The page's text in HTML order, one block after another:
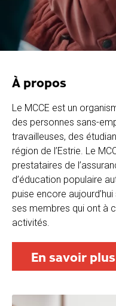
À propos
Le MCCE est un
des personnes sans-
travailleuses, des
région de l’Estrie. Le
prestataires de
d’éducation populaire
puise encore
ses membres qui ont à
activités.
En savoir plus